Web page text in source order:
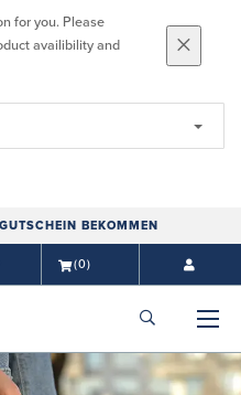
for you. Please
availibility and
BEKOMMEN
(0)